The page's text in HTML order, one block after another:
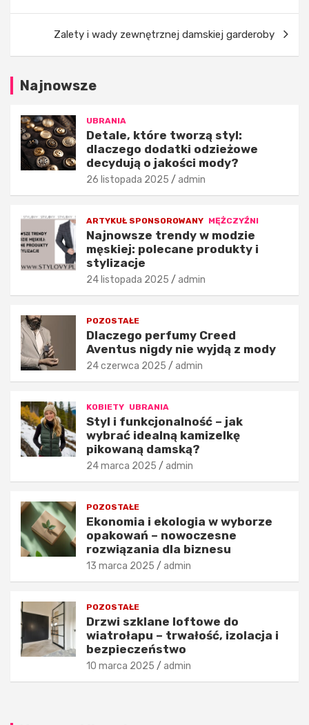
Zalety i wady zewnętrznej damskiej garderoby
Najnowsze
UBRANIA
Detale, które tworzą styl:
dlaczego dodatki odzieżowe
decydują o jakości mody?
26 listopada 2025 admin
ARTYKUŁ SPONSOROWANY MĘŻCZYŹNI
Najnowsze trendy w modzie
męskiej: polecane produkty i
stylizacje
24 listopada 2025 admin
POZOSTAŁE
Dlaczego perfumy Creed
Aventus nigdy nie wyjdą z mody
24 czerwca 2025 admin
KOBIETY UBRANIA
Styl i funkcjonalność – jak
wybrać idealną kamizelkę
pikowaną damską?
24 marca 2025 admin
POZOSTAŁE
Ekonomia i ekologia w wyborze
opakowań – nowoczesne
rozwiązania dla biznesu
13 marca 2025 admin
POZOSTAŁE
Drzwi szklane loftowe do
wiatrołapu – trwałość, izolacja i
bezpieczeństwo
10 marca 2025 admin
g
o
o
d
a
t
i
d
z
e
o
e
d
e
c
y
u
ą
o
a
k
o
ś
c
o
d
y
?
26
listopada
admin
d
z
e
m
ę
s
i
p
o
e
a
n
e
p
r
d
u
k
t
i
s
t
y
a
c
e
24
listopada
admin